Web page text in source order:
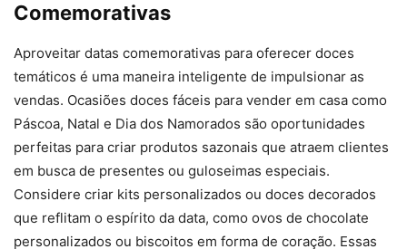
Comemorativas
Aproveitar datas comemorativas para oferecer doces
temáticos é uma maneira inteligente de impulsionar as
vendas. Ocasiões doces fáceis para vender em casa como
Páscoa, Natal e Dia dos Namorados são oportunidades
perfeitas para criar produtos sazonais que atraem clientes
em busca de presentes ou guloseimas especiais.
Considere criar kits personalizados ou doces decorados
que reflitam o espírito da data, como ovos de chocolate
personalizados ou biscoitos em forma de coração. Essas